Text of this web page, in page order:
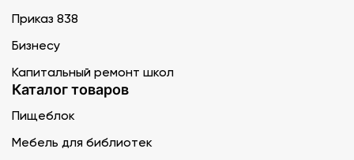
Приказ 838
Бизнесу
Капитальный ремонт школ
Каталог товаров
Пищеблок
Мебель для библиотек